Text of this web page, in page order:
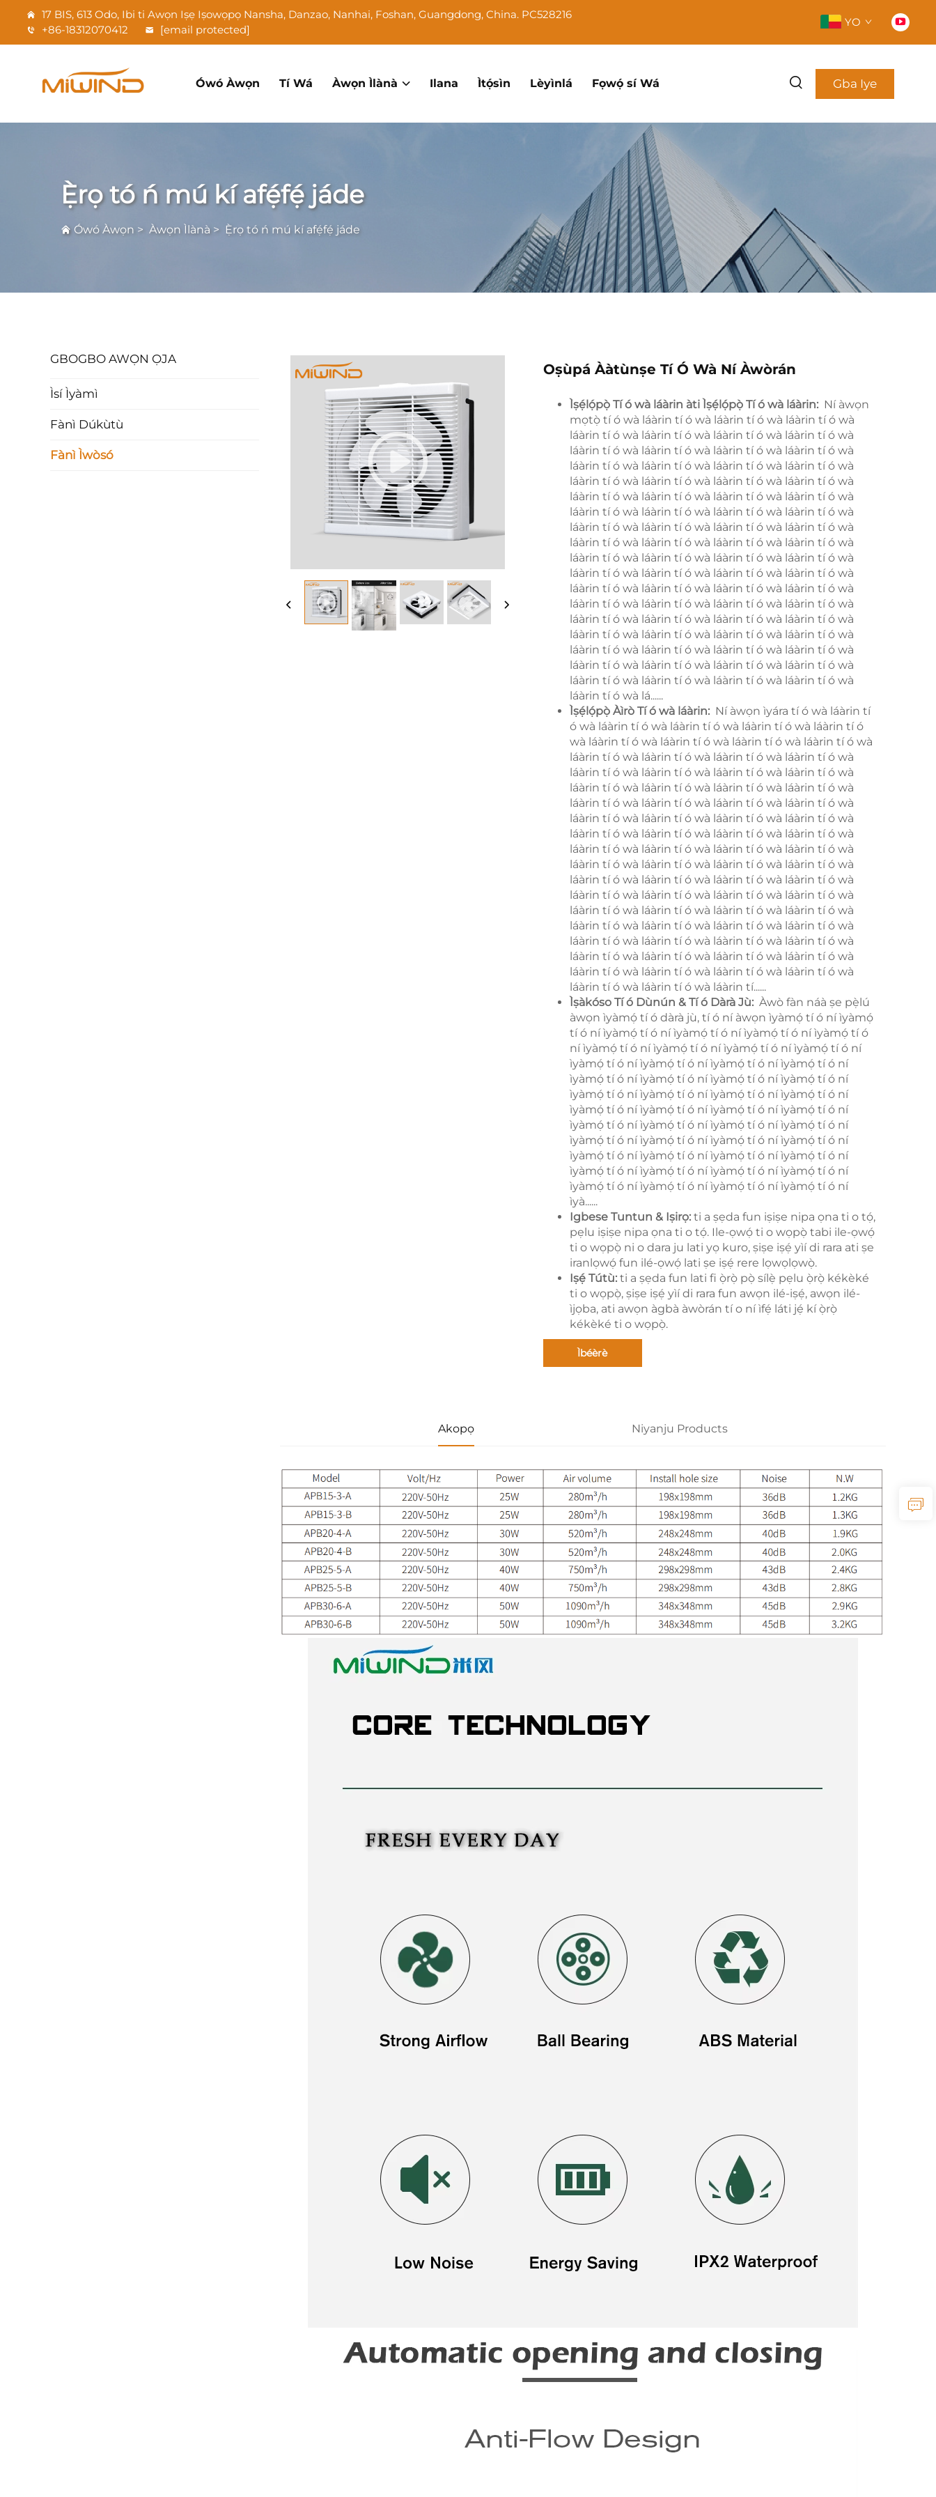
17 BIS, 613 Odo, Ibi ti Awọn Iṣẹ Iṣowọpọ Nansha, Danzao, Nanhai, Foshan, Guangdong, China. PC528216
+86-18312070412
[email protected]
YO
Ówó Àwọn Tí Wá Àwọn Ìlànà Ilana Ìtọ́sìn Lèyìnlá Fọwọ́ sí Wá Gba Iye
Ẹ̀rọ tó ń mú kí afẹ́fẹ́ jáde
Ówó Àwọn > Àwọn Ìlànà > Ẹ̀rọ tó ń mú kí afẹ́fẹ́ jáde
GBOGBO AWỌN ỌJA
Ìsí Ìyàmì
Fànì Dúkùtù
Fànì Ìwòsó
Oṣùpá Ààtùnṣe Tí Ó Wà Ní Àwòrán
Ìṣẹ́lọ́pọ̀ Tí ó wà láàrin àti Ìṣẹ́lọ́pọ̀ Tí ó wà láàrin: ​ Ní àwọn
mọtọ̀ tí ó wà láàrin tí ó wà láàrin tí ó wà láàrin tí ó wà
láàrin tí ó wà láàrin tí ó wà láàrin tí ó wà láàrin tí ó wà
láàrin tí ó wà láàrin tí ó wà láàrin tí ó wà láàrin tí ó wà
láàrin tí ó wà láàrin tí ó wà láàrin tí ó wà láàrin tí ó wà
láàrin tí ó wà láàrin tí ó wà láàrin tí ó wà láàrin tí ó wà
láàrin tí ó wà láàrin tí ó wà láàrin tí ó wà láàrin tí ó wà
láàrin tí ó wà láàrin tí ó wà láàrin tí ó wà láàrin tí ó wà
láàrin tí ó wà láàrin tí ó wà láàrin tí ó wà láàrin tí ó wà
láàrin tí ó wà láàrin tí ó wà láàrin tí ó wà láàrin tí ó wà
láàrin tí ó wà láàrin tí ó wà láàrin tí ó wà láàrin tí ó wà
láàrin tí ó wà láàrin tí ó wà láàrin tí ó wà láàrin tí ó wà
láàrin tí ó wà láàrin tí ó wà láàrin tí ó wà láàrin tí ó wà
láàrin tí ó wà láàrin tí ó wà láàrin tí ó wà láàrin tí ó wà
láàrin tí ó wà láàrin tí ó wà láàrin tí ó wà láàrin tí ó wà
láàrin tí ó wà láàrin tí ó wà láàrin tí ó wà láàrin tí ó wà
láàrin tí ó wà láàrin tí ó wà láàrin tí ó wà láàrin tí ó wà
láàrin tí ó wà láàrin tí ó wà láàrin tí ó wà láàrin tí ó wà
láàrin tí ó wà láàrin tí ó wà láàrin tí ó wà láàrin tí ó wà
láàrin tí ó wà lá......
Ìṣẹ́lọ́pọ̀ Àìrò Tí ó wà láàrin: ​ Ní àwọn ìyára tí ó wà láàrin tí
ó wà láàrin tí ó wà láàrin tí ó wà láàrin tí ó wà láàrin tí ó
wà láàrin tí ó wà láàrin tí ó wà láàrin tí ó wà láàrin tí ó wà
láàrin tí ó wà láàrin tí ó wà láàrin tí ó wà láàrin tí ó wà
láàrin tí ó wà láàrin tí ó wà láàrin tí ó wà láàrin tí ó wà
láàrin tí ó wà láàrin tí ó wà láàrin tí ó wà láàrin tí ó wà
láàrin tí ó wà láàrin tí ó wà láàrin tí ó wà láàrin tí ó wà
láàrin tí ó wà láàrin tí ó wà láàrin tí ó wà láàrin tí ó wà
láàrin tí ó wà láàrin tí ó wà láàrin tí ó wà láàrin tí ó wà
láàrin tí ó wà láàrin tí ó wà láàrin tí ó wà láàrin tí ó wà
láàrin tí ó wà láàrin tí ó wà láàrin tí ó wà láàrin tí ó wà
láàrin tí ó wà láàrin tí ó wà láàrin tí ó wà láàrin tí ó wà
láàrin tí ó wà láàrin tí ó wà láàrin tí ó wà láàrin tí ó wà
láàrin tí ó wà láàrin tí ó wà láàrin tí ó wà láàrin tí ó wà
láàrin tí ó wà láàrin tí ó wà láàrin tí ó wà láàrin tí ó wà
láàrin tí ó wà láàrin tí ó wà láàrin tí ó wà láàrin tí ó wà
láàrin tí ó wà láàrin tí ó wà láàrin tí ó wà láàrin tí ó wà
láàrin tí ó wà láàrin tí ó wà láàrin tí ó wà láàrin tí ó wà
láàrin tí ó wà láàrin tí ó wà láàrin tí......
Ìṣàkóso Tí ó Dùnún & Tí ó Dàrà Jù: ​ Àwò fàn náà ṣe pẹ̀lú
àwọn ìyàmọ́ tí ó dàrà jù, tí ó ní àwọn ìyàmọ́ tí ó ní ìyàmọ́
tí ó ní ìyàmọ́ tí ó ní ìyàmọ́ tí ó ní ìyàmọ́ tí ó ní ìyàmọ́ tí ó
ní ìyàmọ́ tí ó ní ìyàmọ́ tí ó ní ìyàmọ́ tí ó ní ìyàmọ́ tí ó ní
ìyàmọ́ tí ó ní ìyàmọ́ tí ó ní ìyàmọ́ tí ó ní ìyàmọ́ tí ó ní
ìyàmọ́ tí ó ní ìyàmọ́ tí ó ní ìyàmọ́ tí ó ní ìyàmọ́ tí ó ní
ìyàmọ́ tí ó ní ìyàmọ́ tí ó ní ìyàmọ́ tí ó ní ìyàmọ́ tí ó ní
ìyàmọ́ tí ó ní ìyàmọ́ tí ó ní ìyàmọ́ tí ó ní ìyàmọ́ tí ó ní
ìyàmọ́ tí ó ní ìyàmọ́ tí ó ní ìyàmọ́ tí ó ní ìyàmọ́ tí ó ní
ìyàmọ́ tí ó ní ìyàmọ́ tí ó ní ìyàmọ́ tí ó ní ìyàmọ́ tí ó ní
ìyàmọ́ tí ó ní ìyàmọ́ tí ó ní ìyàmọ́ tí ó ní ìyàmọ́ tí ó ní
ìyàmọ́ tí ó ní ìyàmọ́ tí ó ní ìyàmọ́ tí ó ní ìyàmọ́ tí ó ní
ìyàmọ́ tí ó ní ìyàmọ́ tí ó ní ìyàmọ́ tí ó ní ìyàmọ́ tí ó ní
ìyà......
Igbese Tuntun & Iṣirọ: ti a ṣẹda fun iṣiṣe nipa ọna ti o tọ́,
pẹlu iṣiṣe nipa ọna ti o tọ́. Ile-ọwọ́ ti o wọpọ̀ tabi ile-ọwọ́
ti o wọpọ̀ ni o dara ju lati yọ kuro, ṣiṣe iṣẹ́ yìí di rara ati ṣe
iranlọwọ́ fun ilé-ọwọ́ lati ṣe iṣẹ́ rere lọwọlọwọ̀.
Iṣẹ́ Tútù: ti a ṣẹda fun lati fi ọ̀rọ̀ pọ̀ sílẹ̀ pẹlu ọ̀rọ̀ kékèké
ti o wọpọ̀, ṣiṣe iṣẹ́ yìí di rara fun awọn ilé-iṣẹ́, awọn ilé-
ìjọba, ati awọn àgbà àwòrán tí o ní ìfẹ́ láti jẹ́ kí ọ̀rọ̀
kékèké ti o wọpọ̀.
Ìbéèrè
Akopọ Niyanju Products